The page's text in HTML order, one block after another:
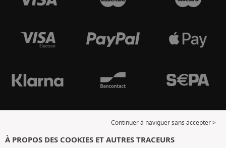
Continuer à naviguer sans accepter >
À PROPOS DES COOKIES ET AUTRES TRACEURS